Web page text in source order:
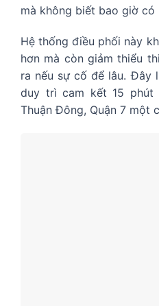
mà không biết bao giờ có
Hệ thống điều phối này
hơn mà còn giảm thiểu
ra nếu sự cố để lâu. Đây
duy trì cam kết 15 phút
Thuận Đông, Quận 7 một